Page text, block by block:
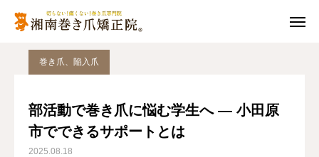
ブログ 巻き爪、陥入爪 部活動で巻き爪に悩む学生へ ― 小田原市でできるサポートとは
巻き爪、陥入爪
部活動で巻き爪に悩む学生へ ― 小田原
市でできるサポートとは
2025.08.18
アクセス